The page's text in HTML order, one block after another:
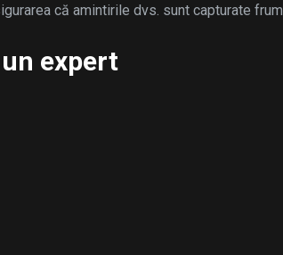
că amintirile dvs. sunt capturate
expert